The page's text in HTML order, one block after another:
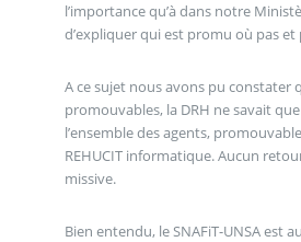
l’importance qu’à dans notre
d’expliquer qui est promu où pas
A ce sujet nous avons pu constater
promouvables, la DRH ne savait
l’ensemble des agents,
REHUCIT informatique. Aucun
missive.
Bien entendu, le SNAFiT-UNSA est